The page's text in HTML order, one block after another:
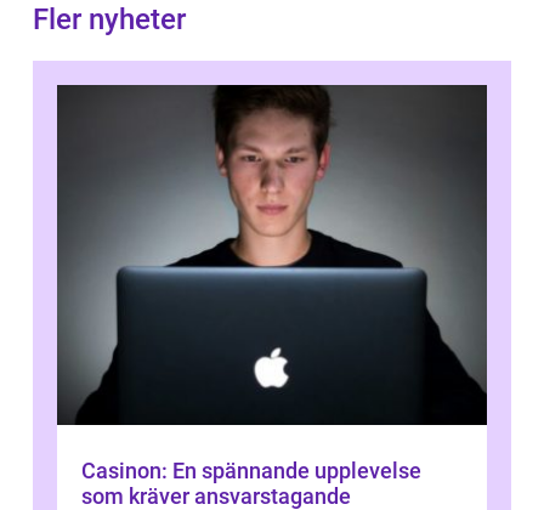
Fler nyheter
Casinon: En spännande upplevelse
som kräver ansvarstagande